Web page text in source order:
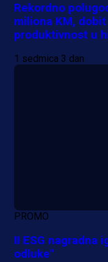
Rekordno
miliona KM,
produktivnost u
1 sedmica 3 dan
PROMO
II ESG nagradna
odluke"